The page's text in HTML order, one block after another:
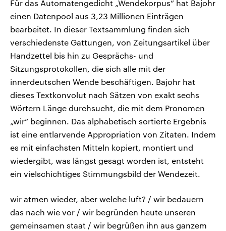
Für das Automatengedicht „Wendekorpus“ hat Bajohr
einen Datenpool aus 3,23 Millionen Einträgen
bearbeitet. In dieser Textsammlung finden sich
verschiedenste Gattungen, von Zeitungsartikel über
Handzettel bis hin zu Gesprächs- und
Sitzungsprotokollen, die sich alle mit der
innerdeutschen Wende beschäftigen. Bajohr hat
dieses Textkonvolut nach Sätzen von exakt sechs
Wörtern Länge durchsucht, die mit dem Pronomen
„wir“ beginnen. Das alphabetisch sortierte Ergebnis
ist eine entlarvende Appropriation von Zitaten. Indem
es mit einfachsten Mitteln kopiert, montiert und
wiedergibt, was längst gesagt worden ist, entsteht
ein vielschichtiges Stimmungsbild der Wendezeit.
wir atmen wieder, aber welche luft? / wir bedauern
das nach wie vor / wir begründen heute unseren
gemeinsamen staat / wir begrüßen ihn aus ganzem